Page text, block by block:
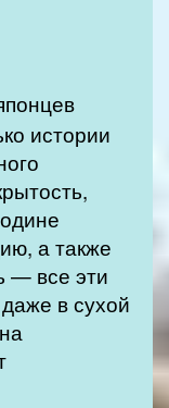
истории
а также
— все эти
в сухой